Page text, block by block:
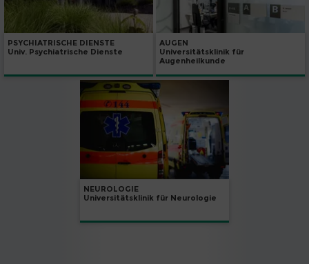
PSYCHIATRISCHE DIENSTE
Univ. Psychiatrische Dienste
AUGEN
Universitätsklinik für
Augenheilkunde
NEUROLOGIE
Universitätsklinik für Neurologie